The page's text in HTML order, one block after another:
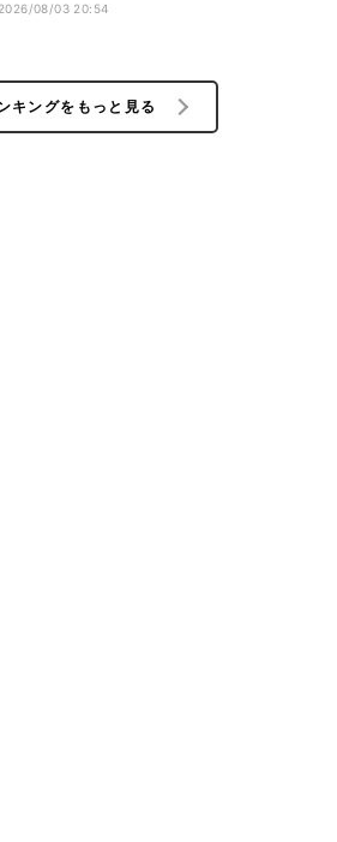
2026/08/03 20:54
キングをもっと見る